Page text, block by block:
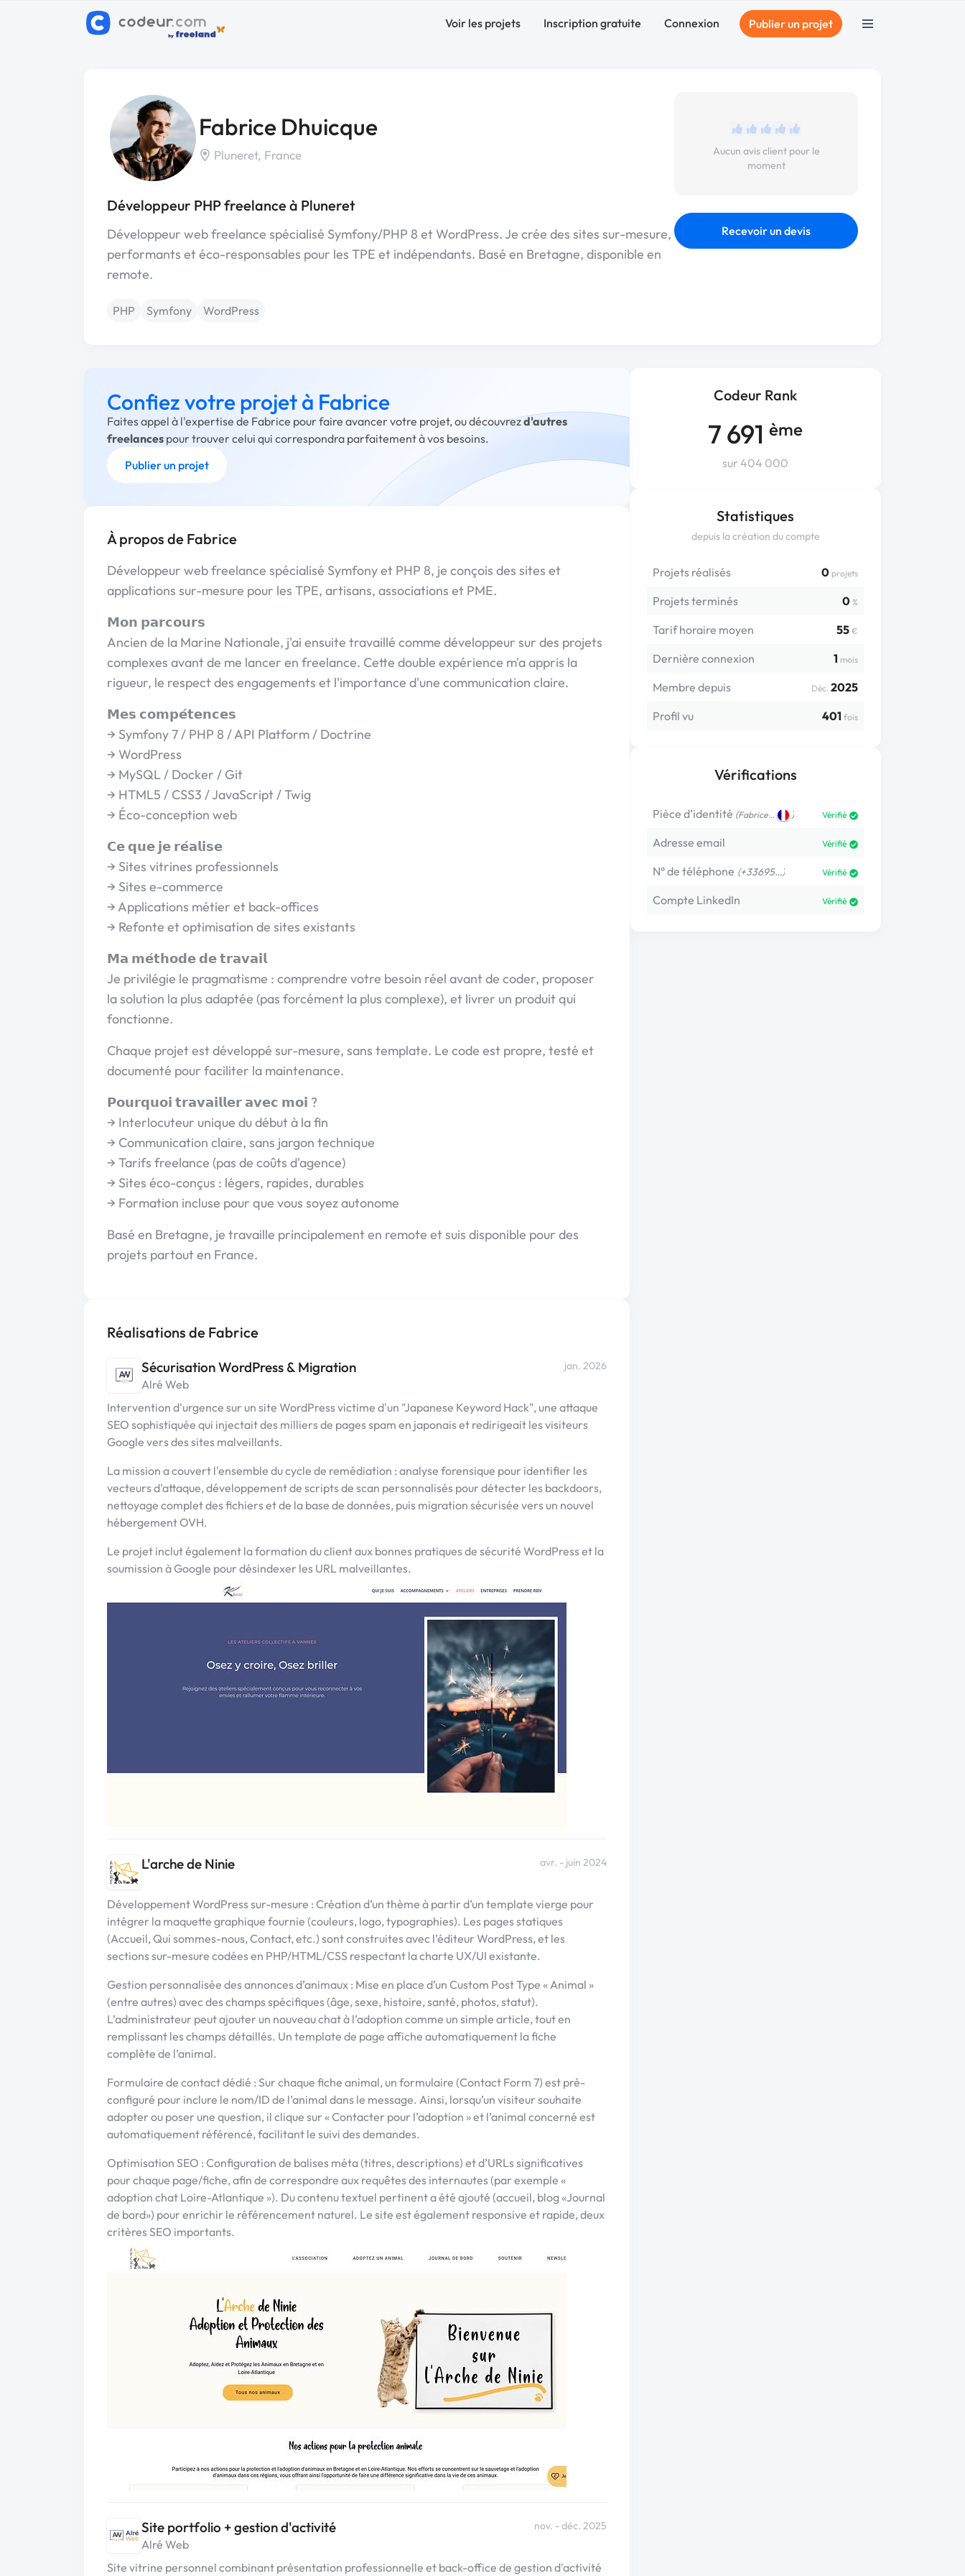
Voir les projets Inscription gratuite Connexion Publier un projet
Fabrice Dhuicque
Pluneret, France
Développeur PHP freelance à Pluneret
Développeur web freelance spécialisé Symfony/PHP 8 et WordPress. Je crée des sites sur-mesure,
performants et éco-responsables pour les TPE et indépendants. Basé en Bretagne, disponible en
remote.
PHP Symfony WordPress
Aucun avis client pour le
moment
Recevoir un devis
Codeur Rank
7 691 ème
sur 404 000
Statistiques
depuis la création du compte
Projets réalisés 0 projets
Projets terminés 0 %
Tarif horaire moyen 55 €
Dernière connexion 1 mois
Membre depuis Déc. 2025
Profil vu
401 fois
Vérifications
Pièce d’identité (Fabrice… ) Vérifié
Adresse email Vérifié
N° de téléphone (+33695…) Vérifié
Compte LinkedIn Vérifié
Confiez votre projet à Fabrice
Faites appel à l'expertise de Fabrice pour faire avancer votre projet, ou découvrezd'autres
freelances pour trouver celui qui correspondra parfaitement à vos besoins.
Publier un projet
À propos de Fabrice
Développeur web freelance spécialisé Symfony et PHP 8, je conçois des sites et
applications sur-mesure pour les TPE, artisans, associations et PME.
𝗠𝗼𝗻 𝗽𝗮𝗿𝗰𝗼𝘂𝗿𝘀
Ancien de la Marine Nationale, j'ai ensuite travaillé comme développeur sur des projets
complexes avant de me lancer en freelance. Cette double expérience m'a appris la
rigueur, le respect des engagements et l'importance d'une communication claire.
𝗠𝗲𝘀 𝗰𝗼𝗺𝗽𝗲́𝘁𝗲𝗻𝗰𝗲𝘀
→ Symfony 7 / PHP 8 / API Platform / Doctrine
→ WordPress
→ MySQL / Docker / Git
→ HTML5 / CSS3 / JavaScript / Twig
→ Éco-conception web
𝗖𝗲 𝗾𝘂𝗲 𝗷𝗲 𝗿𝗲́𝗮𝗹𝗶𝘀𝗲
→ Sites vitrines professionnels
→ Sites e-commerce
→ Applications métier et back-offices
→ Refonte et optimisation de sites existants
𝗠𝗮 𝗺𝗲́𝘁𝗵𝗼𝗱𝗲 𝗱𝗲 𝘁𝗿𝗮𝘃𝗮𝗶𝗹
Je privilégie le pragmatisme : comprendre votre besoin réel avant de coder, proposer
la solution la plus adaptée (pas forcément la plus complexe), et livrer un produit qui
fonctionne.
Chaque projet est développé sur-mesure, sans template. Le code est propre, testé et
documenté pour faciliter la maintenance.
𝗣𝗼𝘂𝗿𝗾𝘂𝗼𝗶 𝘁𝗿𝗮𝘃𝗮𝗶𝗹𝗹𝗲𝗿 𝗮𝘃𝗲𝗰 𝗺𝗼𝗶 ?
→ Interlocuteur unique du début à la fin
→ Communication claire, sans jargon technique
→ Tarifs freelance (pas de coûts d'agence)
→ Sites éco-conçus : légers, rapides, durables
→ Formation incluse pour que vous soyez autonome
Basé en Bretagne, je travaille principalement en remote et suis disponible pour des
projets partout en France.
Réalisations de Fabrice
Sécurisation WordPress & Migration
Alré Web
jan. 2026
Intervention d'urgence sur un site WordPress victime d'un "Japanese Keyword Hack", une attaque
SEO sophistiquée qui injectait des milliers de pages spam en japonais et redirigeait les visiteurs
Google vers des sites malveillants.
La mission a couvert l'ensemble du cycle de remédiation : analyse forensique pour identifier les
vecteurs d'attaque, développement de scripts de scan personnalisés pour détecter les backdoors,
nettoyage complet des fichiers et de la base de données, puis migration sécurisée vers un nouvel
hébergement OVH.
Le projet inclut également la formation du client aux bonnes pratiques de sécurité WordPress et la
soumission à Google pour désindexer les URL malveillantes.
L'arche de Ninie avr. - juin 2024
Développement WordPress sur-mesure : Création d’un thème à partir d’un template vierge pour
intégrer la maquette graphique fournie (couleurs, logo, typographies). Les pages statiques
(Accueil, Qui sommes-nous, Contact, etc.) sont construites avec l’éditeur WordPress, et les
sections sur-mesure codées en PHP/HTML/CSS respectant la charte UX/UI existante.
Gestion personnalisée des annonces d’animaux : Mise en place d’un Custom Post Type « Animal »
(entre autres) avec des champs spécifiques (âge, sexe, histoire, santé, photos, statut).
L’administrateur peut ajouter un nouveau chat à l’adoption comme un simple article, tout en
remplissant les champs détaillés. Un template de page affiche automatiquement la fiche
complète de l’animal.
Formulaire de contact dédié : Sur chaque fiche animal, un formulaire (Contact Form 7) est pré-
configuré pour inclure le nom/ID de l’animal dans le message. Ainsi, lorsqu’un visiteur souhaite
adopter ou poser une question, il clique sur « Contacter pour l’adoption » et l’animal concerné est
automatiquement référencé, facilitant le suivi des demandes.
Optimisation SEO : Configuration de balises méta (titres, descriptions) et d’URLs significatives
pour chaque page/fiche, afin de correspondre aux requêtes des internautes (par exemple «
adoption chat Loire-Atlantique »). Du contenu textuel pertinent a été ajouté (accueil, blog «Journal
de bord») pour enrichir le référencement naturel. Le site est également responsive et rapide, deux
critères SEO importants.
Site portfolio + gestion d'activité
Alré Web
nov. - déc. 2025
Site vitrine personnel combinant présentation professionnelle et back-office de gestion d'activité